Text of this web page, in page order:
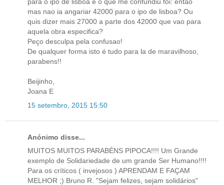
para o ipo de lisboa e o que me confundiu foi: entao
mas nao ia angariar 42000 para o ipo de lisboa? Ou
quis dizer mais 27000 a parte dos 42000 que vao para
aquela obra especifica?
Peço desculpa pela confusao!
De qualquer forma isto é tudo para la de maravilhoso,
parabens!!
Beijinho,
Joana E
15 setembro, 2015 15:50
Anónimo disse...
MUITOS MUITOS PARABÉNS PIPOCA!!!! Um Grande
exemplo de Solidariedade de um grande Ser Humano!!!!
Para os críticos ( invejosos ) APRENDAM E FAÇAM
MELHOR ;) Bruno R. "Sejam felizes, sejam solidários"